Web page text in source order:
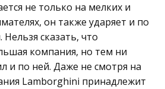
не только на мелких и
он также ударяет и по
сказать, что
компания, но тем ни
и по ней. Даже не смотря на
Lamborghini принадлежит